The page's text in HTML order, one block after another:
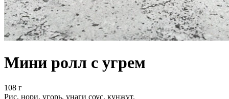
Мини ролл с угрем
108 г
Рис, нори, угорь, унаги соус, кунжут.